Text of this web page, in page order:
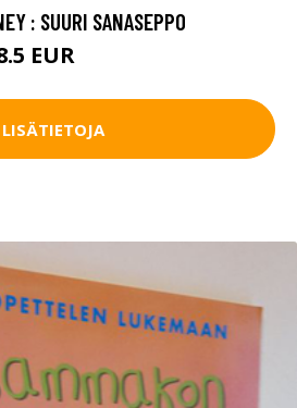
: SUURI SANASEPPO
EUR
LISÄTIETOJA